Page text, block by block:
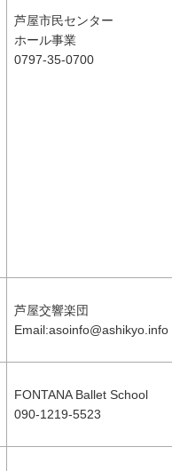
芦屋市民センター
ホール事業
0797-35-0700
芦屋交響楽団
Email:asoinfo@ashikyo.info
FONTANA Ballet School
090-1219-5523